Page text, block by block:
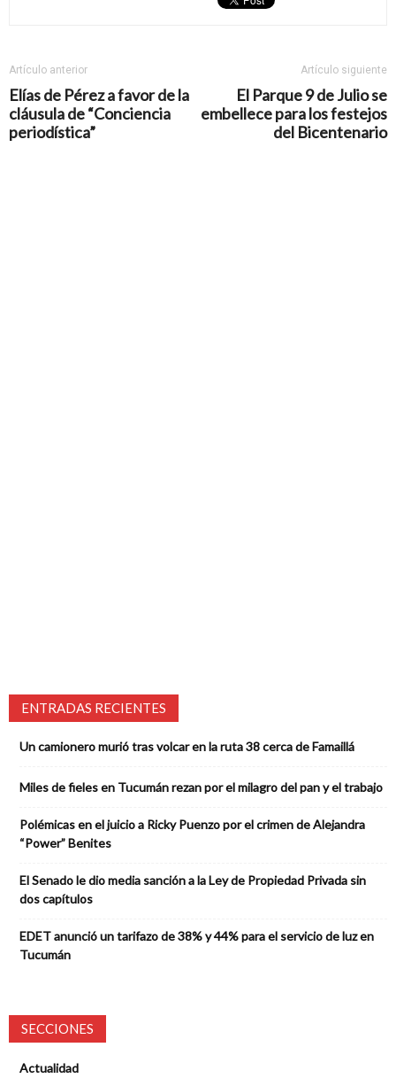
Artículo anterior
Elías de Pérez a favor de la
cláusula de “Conciencia
periodística”
Artículo siguiente
El Parque 9 de Julio se
embellece para los festejos
del Bicentenario
ENTRADAS RECIENTES
Un camionero murió tras volcar en la ruta 38 cerca de Famaillá
Miles de fieles en Tucumán rezan por el milagro del pan y el trabajo
Polémicas en el juicio a Ricky Puenzo por el crimen de Alejandra
“Power” Benites
El Senado le dio media sanción a la Ley de Propiedad Privada sin
dos capítulos
EDET anunció un tarifazo de 38% y 44% para el servicio de luz en
Tucumán
SECCIONES
Actualidad